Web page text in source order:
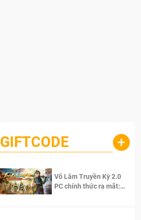
GIFTCODE +
Võ Lâm Truyền Kỳ 2.0
PC chính thức ra mắt: